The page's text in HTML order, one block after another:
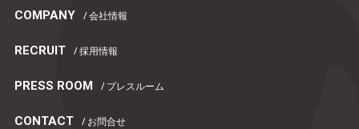
COMPANY / 会社情報
RECRUIT / 採用情報
PRESS ROOM / プレスルーム
CONTACT / お問合せ